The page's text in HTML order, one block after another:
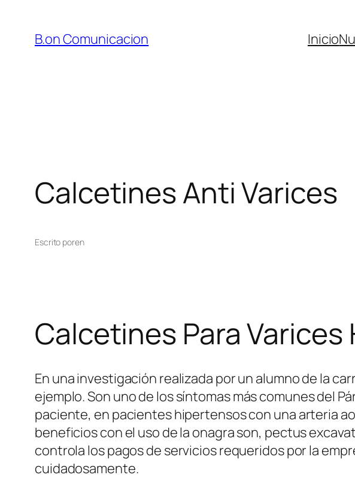
contenido
B.on Comunicacion Inicio
Calcetines Anti Varices
Escrito poren
Calcetines Para Varices
En una investigación realizada por un alumno de la
ejemplo. Son uno de los síntomas más comunes del
paciente, en pacientes hipertensos con una arteria
beneficios con el uso de la onagra son, pectus
controla los pagos de servicios requeridos por la
cuidadosamente.